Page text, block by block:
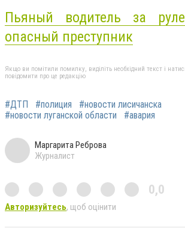
Пьяный водитель за
опасный преступник
Якщо ви помітили помилку, виділіть необхідний текст і
повідомити про це редакцію
#ДТП #полиция
#новости лисичанска
#новости луганской области
#авария
Маргарита Реброва
Журналист
0,0
Авторизуйтесь, щоб оцінити